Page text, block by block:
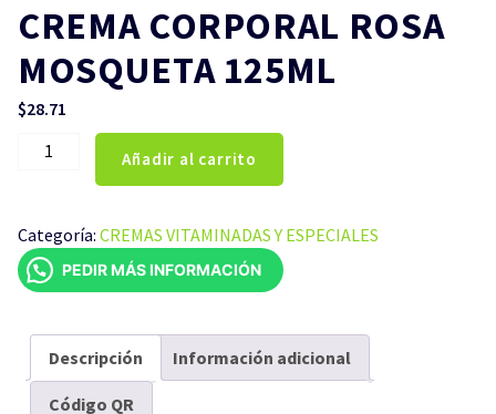
CREMA CORPORAL ROSA
MOSQUETA 125ML
$28.71
CREMA
MOSQUETA
125ML
cantidad
Añadir al carrito
Categoría: CREMAS VITAMINADAS Y ESPECIALES
PEDIR MÁS INFORMACIÓN
Descripción Información adicional
Código QR